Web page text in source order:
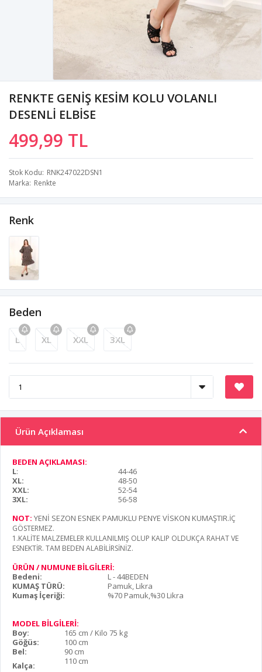
RENKTE GENİŞ KESİM KOLU VOLANLI
DESENLİ ELBİSE
499,99 TL
Stok Kodu RNK247022DSN1
Marka Renkte
Renk
Beden
L XL XXL 3XL
Ürün Açıklaması
BEDEN AÇIKLAMASI:
L:
44-46
XL:
48-50
XXL:
52-54
3XL:
56-58
NOT: YENİ SEZON ESNEK PAMUKLU PENYE VİSKON KUMAŞTIR.İÇ
GÖSTERMEZ.
1.KALİTE MALZEMELER KULLANILMIŞ OLUP KALIP OLDUKÇA RAHAT VE
ESNEKTİR. TAM BEDEN ALABİLİRSİNİZ.
ÜRÜN / NUMUNE BİLGİLERİ:
Bedeni:
L - 44BEDEN
KUMAŞ TÜRÜ:
Pamuk, Likra
Kumaş İçeriği:
%70 Pamuk,%30 Likra
MODEL BİLGİLERİ:
Boy:
165 cm / Kilo 75 kg
Göğüs:
100 cm
Bel:
90 cm
Kalça:
110 cm